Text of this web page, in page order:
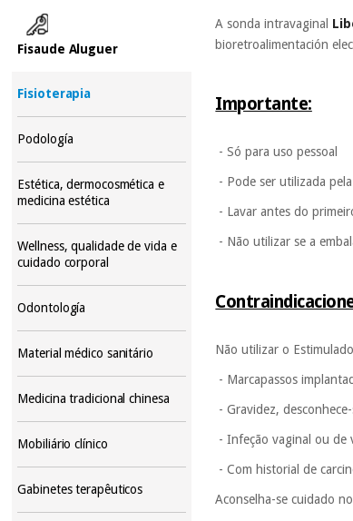
Fisaude Aluguer
Fisioterapia
Podología
Estética, dermocosmética e
medicina estética
Wellness, qualidade de vida e
cuidado corporal
Odontología
Material médico sanitário
Medicina tradicional chinesa
Mobiliário clínico
Gabinetes terapêuticos
A sonda intravaginal
bioretroalimentación
Importante:
- Só para uso pessoal
- Pode ser utilizada
- Lavar antes do
- Não utilizar se a
Não utilizar o
- Marcapassos
- Gravidez,
- Infeção vaginal ou de
- Com historial de
Aconselha-se cuidado